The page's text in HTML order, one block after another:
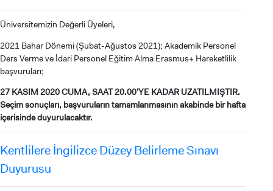
INTERNATIONAL
STUDENT
ADAYLARI
Üniversitemizin Değerli Üyeleri,
2021 Bahar Dönemi (Şubat-Ağustos 2021); Akademik Personel
Ders Verme ve İdari Personel Eğitim Alma Erasmus+ Hareketlilik
başvuruları;
27 KASIM 2020 CUMA, SAAT 20.00’YE KADAR UZATILMIŞTIR.
Seçim sonuçları, başvuruların tamamlanmasının akabinde bir hafta
içerisinde duyurulacaktır.
Kentlilere İngilizce Düzey Belirleme Sınavı
Duyurusu